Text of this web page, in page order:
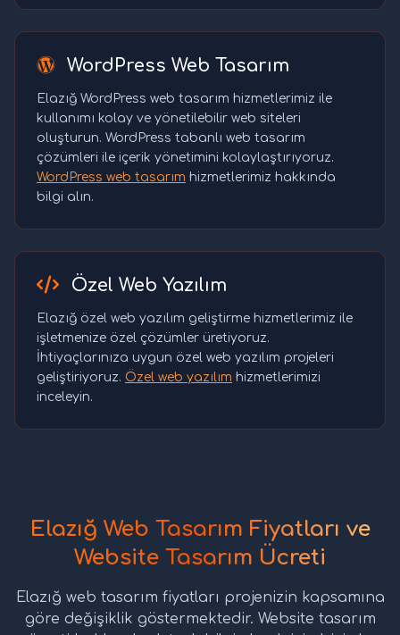
WordPress Web Tasarım
Elazığ WordPress web tasarım hizmetlerimiz ile
kullanımı kolay ve yönetilebilir web siteleri
oluşturun. WordPress tabanlı web tasarım
çözümleri ile içerik yönetimini kolaylaştırıyoruz.
WordPress web tasarım hizmetlerimiz hakkında
bilgi alın.
Özel Web Yazılım
Elazığ özel web yazılım geliştirme hizmetlerimiz ile
işletmenize özel çözümler üretiyoruz.
İhtiyaçlarınıza uygun özel web yazılım projeleri
geliştiriyoruz. Özel web yazılım hizmetlerimizi
inceleyin.
Elazığ Web Tasarım Fiyatları ve
Website Tasarım Ücreti
Elazığ web tasarım fiyatları projenizin kapsamına
göre değişiklik göstermektedir. Website tasarım